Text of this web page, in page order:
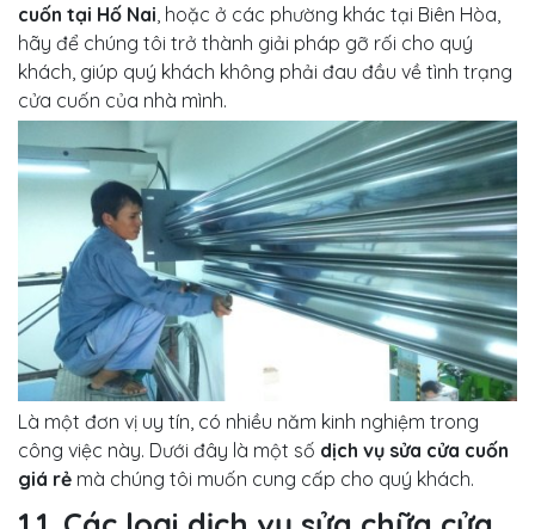
cuốn tại Hố Nai, hoặc ở các phường khác tại Biên Hòa,
hãy để chúng tôi trở thành giải pháp gỡ rối cho quý
khách, giúp quý khách không phải đau đầu về tình trạng
cửa cuốn của nhà mình.
Là một đơn vị uy tín, có nhiều năm kinh nghiệm trong
công việc này. Dưới đây là một số dịch vụ sửa cửa cuốn
giá rẻ mà chúng tôi muốn cung cấp cho quý khách.